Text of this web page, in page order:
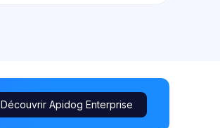
Découvrir Apidog Enterprise